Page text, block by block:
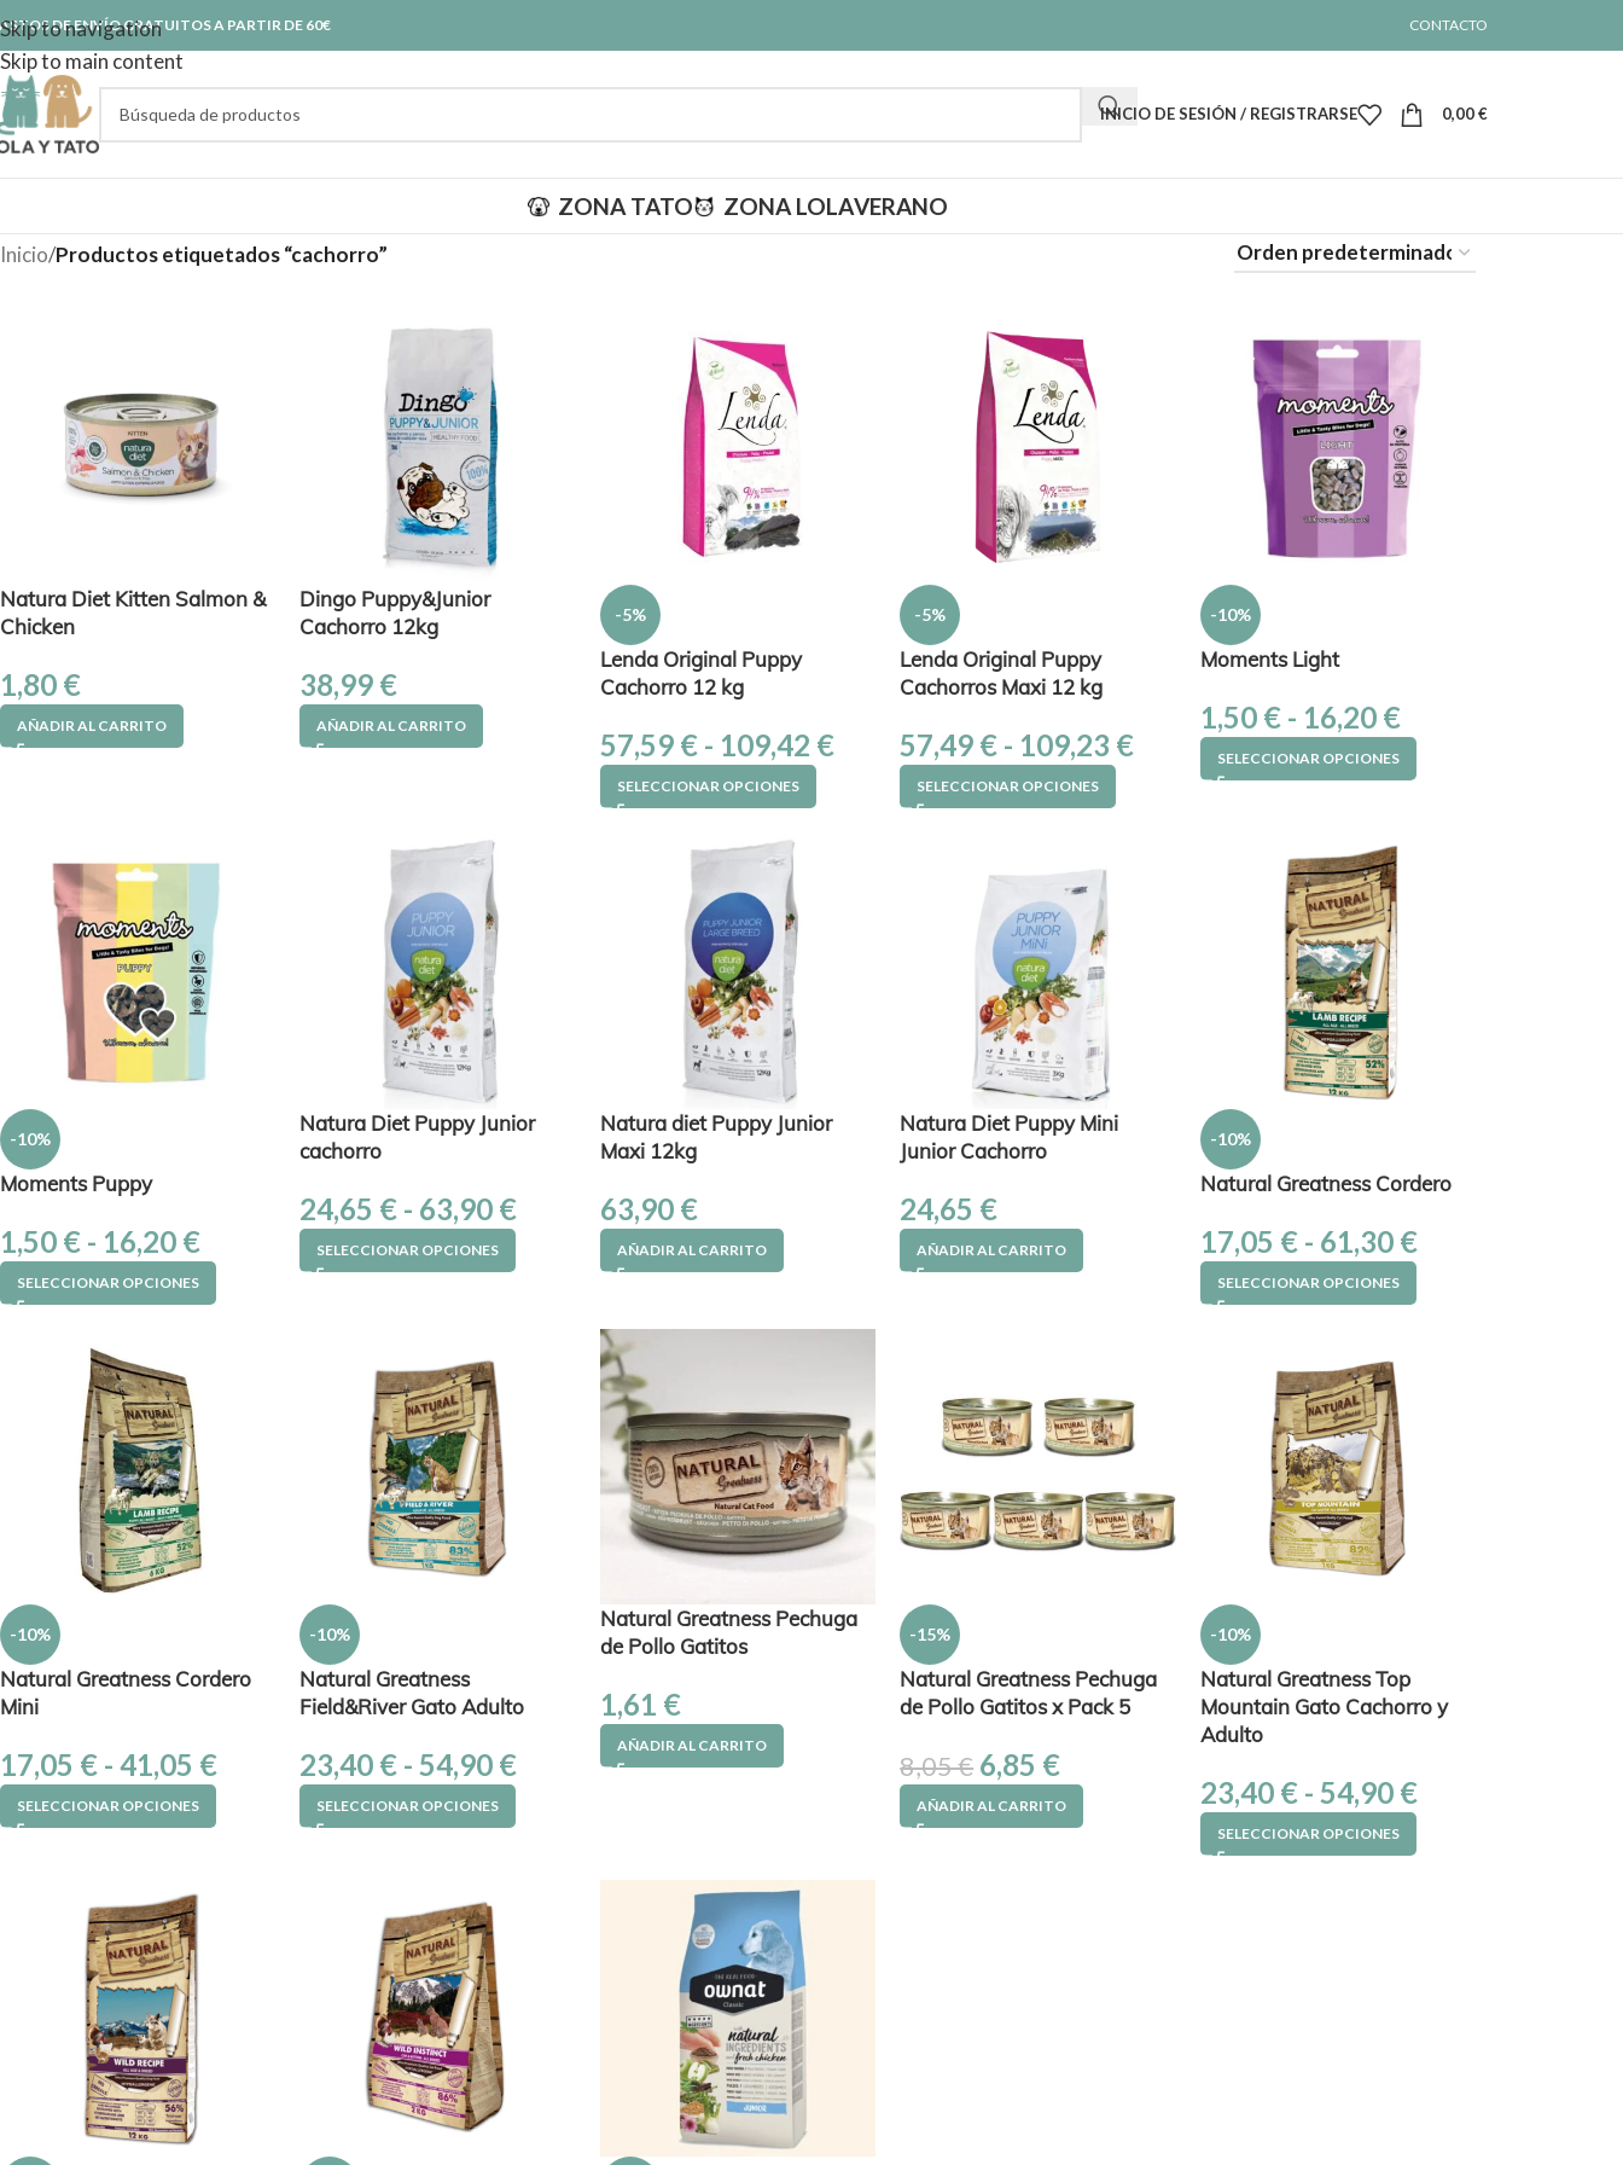
Skip to navigation
Skip to main content
DE ENVÍO GRATUITOS A PARTIR DE 60€ CONTACTO
INICIO DE SESIÓN / REGISTRARSE 0,00€
ZONA TATO ZONA LOLAVERANO
Inicio/Productos etiquetados “cachorro”
Natura Diet Kitten Salmon &
Chicken
1,80 €
AÑADIR AL CARRITO
Dingo Puppy&Junior
Cachorro 12kg
38,99 €
AÑADIR AL CARRITO
-5%
Lenda Original Puppy
Cachorro 12 kg
57,59 € - 109,42 €
SELECCIONAR OPCIONES
-5%
Lenda Original Puppy
Cachorros Maxi 12 kg
57,49 € - 109,23 €
SELECCIONAR OPCIONES
-10%
Moments Light
1,50 € - 16,20 €
SELECCIONAR OPCIONES
-10%
Moments Puppy
1,50 € - 16,20 €
SELECCIONAR OPCIONES
Natura Diet Puppy Junior
cachorro
24,65 € - 63,90 €
SELECCIONAR OPCIONES
Natura diet Puppy Junior
Maxi 12kg
63,90 €
AÑADIR AL CARRITO
Natura Diet Puppy Mini
Junior Cachorro
24,65 €
AÑADIR AL CARRITO
-10%
Natural Greatness Cordero
17,05 € - 61,30 €
SELECCIONAR OPCIONES
-10%
Natural Greatness Cordero
Mini
17,05 € - 41,05 €
SELECCIONAR OPCIONES
-10%
Natural Greatness
Field&River Gato Adulto
23,40 € - 54,90 €
SELECCIONAR OPCIONES
Natural Greatness Pechuga
de Pollo Gatitos
1,61 €
AÑADIR AL CARRITO
-15%
Natural Greatness Pechuga
de Pollo Gatitos x Pack 5
8,05€ 6,85 €
AÑADIR AL CARRITO
-10%
Natural Greatness Top
Mountain Gato Cachorro y
Adulto
23,40 € - 54,90 €
SELECCIONAR OPCIONES